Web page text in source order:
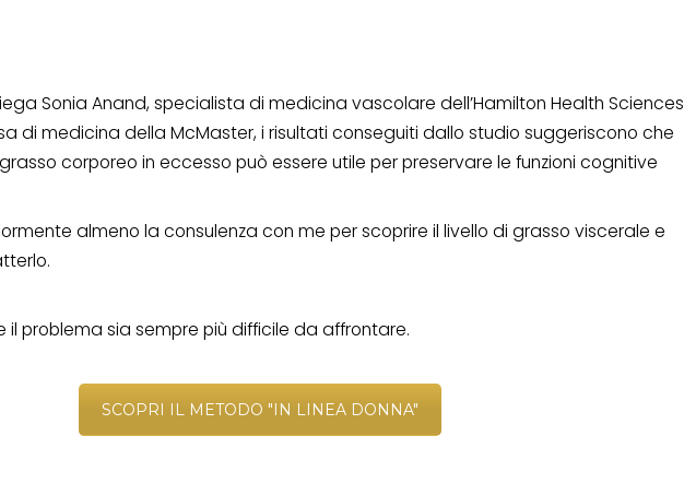
Sonia Anand, specialista di medicina vascolare dell’Hamilton Health Sciences
di medicina della McMaster, i risultati conseguiti dallo studio suggeriscono che
corporeo in eccesso può essere utile per preservare le funzioni cognitive
almeno la consulenza con me per scoprire il livello di grasso viscerale e
il problema sia sempre più difficile da affrontare.
SCOPRI IL METODO "IN LINEA DONNA"